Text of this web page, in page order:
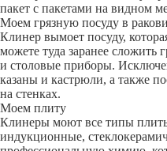
пакет с пакетами на видном
Моем грязную посуду в
Клинер вымоет посуду,
можете туда заранее сложить
и столовые приборы.
казаны и кастрюли, а также
на стенках.
Моем плиту
Клинеры моют все типы
индукционные,